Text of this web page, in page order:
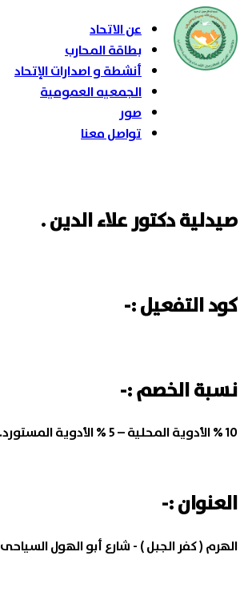
عن الاتحاد
بطاقة المحارب
أنشطة و اصدارات الإتحاد
الجمعيه العمومية
صور
تواصل معنا
صيدلية دكتور علاء الدين .
كود التفعيل :-
نسبة الخصم :-
10 % الأدوية المحلية – 5 % الأدوية المستورد.
العنوان :-
الهرم ( كفر الجبل ) - شارع أبو الهول